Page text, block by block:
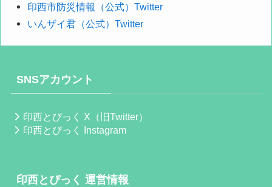
印西市防災情報（公式）Twitter
いんザイ君（公式）Twitter
SNSアカウント
印西とぴっく X（旧Twitter）
印西とぴっく Instagram
印西とぴっく 運営情報